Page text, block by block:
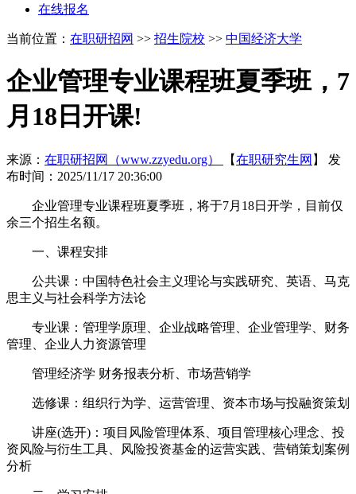
在线报名
当前位置： 在职研招网 >> 招生院校 >> 中国经济大学
企业管理专业课程班夏季班，7
月18日开课!
来源： 在职研招网（www.zzyedu.org） 【在职研究生网 】
发
布时间：2025/11/17 20:36:00
企业管理专业课程班夏季班，将于7月18日开学，目前仅
余三个招生名额。
一、课程安排
公共课：中国特色社会主义理论与实践研究、英语、马克
思主义与社会科学方法论
专业课：管理学原理、企业战略管理、企业管理学、财务
管理、企业人力资源管理
管理经济学 财务报表分析、市场营销学
选修课：组织行为学、运营管理、资本市场与投融资策划
讲座(选开)：项目风险管理体系、项目管理核心理念、投
资风险与衍生工具、风险投资基金的运营实践、营销策划案例
分析